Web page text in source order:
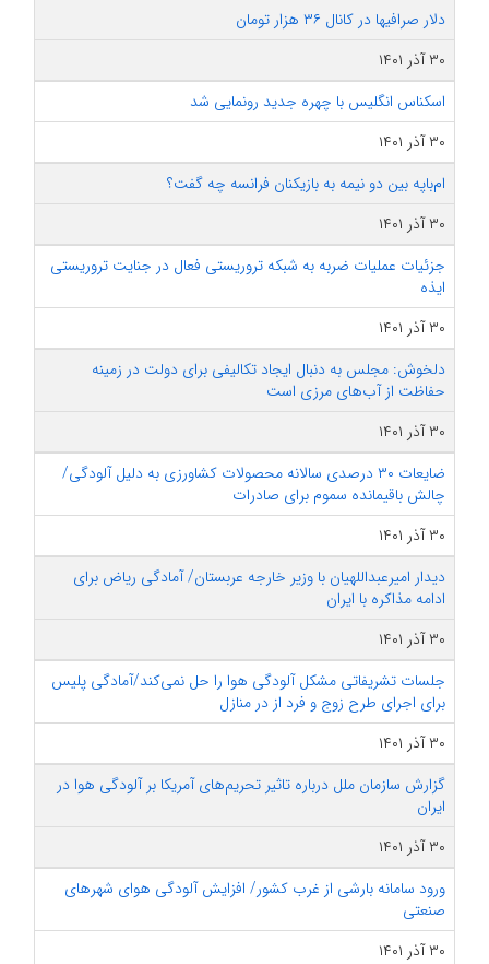
دلار صرافیها در کانال ۳۶ هزار تومان
۳۰ آذر ۱۴۰۱
اسکناس انگلیس با چهره جدید رونمایی شد
۳۰ آذر ۱۴۰۱
ام‌باپه بین دو نیمه به بازیکنان فرانسه چه گفت؟
۳۰ آذر ۱۴۰۱
جزئیات عملیات ضربه به شبکه تروریستی فعال در جنایت تروریستی
ایذه
۳۰ آذر ۱۴۰۱
دلخوش: مجلس به دنبال ایجاد تکالیفی برای دولت در زمینه
حفاظت از آب‌های مرزی است
۳۰ آذر ۱۴۰۱
ضایعات ۳۰ درصدی سالانه محصولات کشاورزی به دلیل آلودگی/
چالش باقیمانده سموم برای صادرات
۳۰ آذر ۱۴۰۱
دیدار امیرعبداللهیان با وزیر خارجه عربستان/ آمادگی ریاض برای
ادامه مذاکره با ایران
۳۰ آذر ۱۴۰۱
جلسات تشریفاتی مشکل آلودگی هوا را حل نمی‌کند/آمادگی پلیس
برای اجرای طرح زوج و فرد از در منازل
۳۰ آذر ۱۴۰۱
گزارش سازمان ملل درباره تاثیر تحریم‌های آمریکا بر آلودگی هوا در
ایران
۳۰ آذر ۱۴۰۱
ورود سامانه بارشی از غرب کشور/ افزایش آلودگی هوای شهرهای
صنعتی
۳۰ آذر ۱۴۰۱